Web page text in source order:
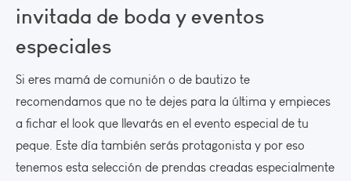
invitada de boda y eventos
especiales
Si eres mamá de comunión o de bautizo te
recomendamos que no te dejes para la última y empieces
a fichar el look que llevarás en el evento especial de tu
peque. Este día también serás protagonista y por eso
tenemos esta selección de prendas creadas especialmente